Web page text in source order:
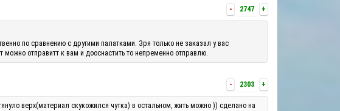
- 2747 +
по сравнению с другими палатками. Зря только не заказал у вас
отправитт к вам и дооснастить то непременно отправлю.
- 2303 +
верх(материал скукожился чутка) в остальном, жить можно )) сделано на